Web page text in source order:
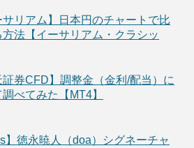
サリアム】日本円のチャートで比
方法【イーサリアム・クラシッ
証券CFD】調整金（金利/配当）に
べてみた【MT4】
】徳永暁人（doa）シグネーチャ